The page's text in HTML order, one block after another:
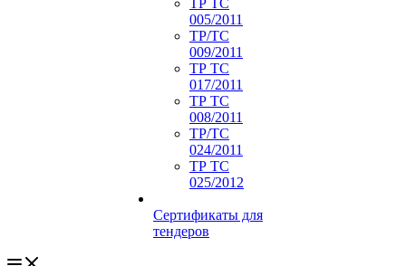
ТР ТС
005/2011
ТР/ТС
009/2011
ТР ТС
017/2011
ТР ТС
008/2011
ТР/ТС
024/2011
ТР ТС
025/2012
Сертификаты для
тендеров